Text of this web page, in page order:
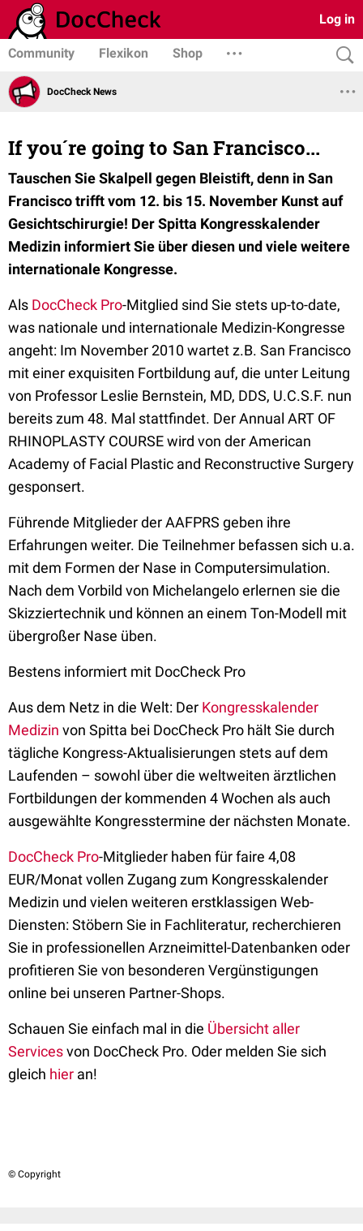
Log in
Community Flexikon Shop
DocCheck News
If you´re going to San Francisco...
Tauschen Sie Skalpell gegen Bleistift, denn in San
Francisco trifft vom 12. bis 15. November Kunst auf
Gesichtschirurgie! Der Spitta Kongresskalender
Medizin informiert Sie über diesen und viele weitere
internationale Kongresse.
Als DocCheck Pro-Mitglied sind Sie stets up-to-date,
was nationale und internationale Medizin-Kongresse
angeht: Im November 2010 wartet z.B. San Francisco
mit einer exquisiten Fortbildung auf, die unter Leitung
von Professor Leslie Bernstein, MD, DDS, U.C.S.F. nun
bereits zum 48. Mal stattfindet. Der Annual ART OF
RHINOPLASTY COURSE wird von der American
Academy of Facial Plastic and Reconstructive Surgery
gesponsert.
Führende Mitglieder der AAFPRS geben ihre
Erfahrungen weiter. Die Teilnehmer befassen sich u.a.
mit dem Formen der Nase in Computersimulation.
Nach dem Vorbild von Michelangelo erlernen sie die
Skizziertechnik und können an einem Ton-Modell mit
übergroßer Nase üben.
Bestens informiert mit DocCheck Pro
Aus dem Netz in die Welt: Der Kongresskalender
Medizin von Spitta bei DocCheck Pro hält Sie durch
tägliche Kongress-Aktualisierungen stets auf dem
Laufenden – sowohl über die weltweiten ärztlichen
Fortbildungen der kommenden 4 Wochen als auch
ausgewählte Kongresstermine der nächsten Monate.
DocCheck Pro-Mitglieder haben für faire 4,08
EUR/Monat vollen Zugang zum Kongresskalender
Medizin und vielen weiteren erstklassigen Web-
Diensten: Stöbern Sie in Fachliteratur, recherchieren
Sie in professionellen Arzneimittel-Datenbanken oder
profitieren Sie von besonderen Vergünstigungen
online bei unseren Partner-Shops.
Schauen Sie einfach mal in die Übersicht aller
Servicesvon DocCheck Pro. Oder melden Sie sich
gleich hier an!
© Copyright